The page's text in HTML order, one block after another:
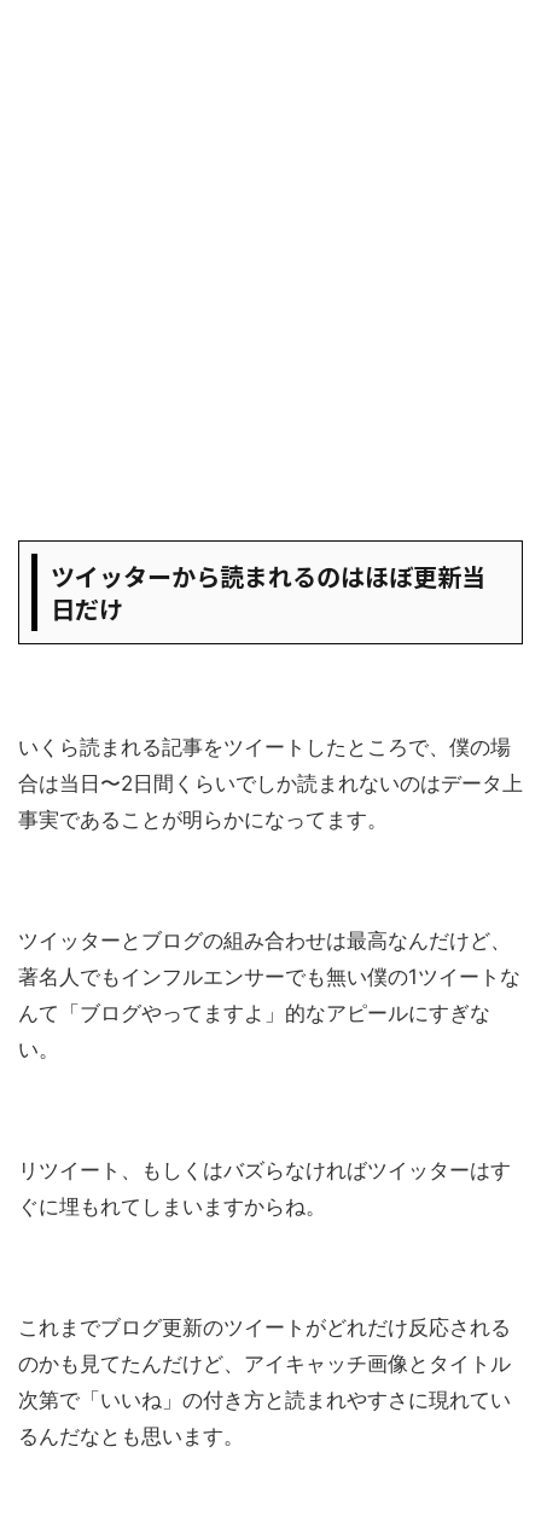
ツイッターから読まれるのはほぼ更新当
日だけ
いくら読まれる記事をツイートしたところで、僕の場
合は当日〜2日間くらいでしか読まれないのはデータ上
事実であることが明らかになってます。
ツイッターとブログの組み合わせは最高なんだけど、
著名人でもインフルエンサーでも無い僕の1ツイートな
んて「ブログやってますよ」的なアピールにすぎな
い。
リツイート、もしくはバズらなければツイッターはす
ぐに埋もれてしまいますからね。
これまでブログ更新のツイートがどれだけ反応される
のかも見てたんだけど、アイキャッチ画像とタイトル
次第で「いいね」の付き方と読まれやすさに現れてい
るんだなとも思います。